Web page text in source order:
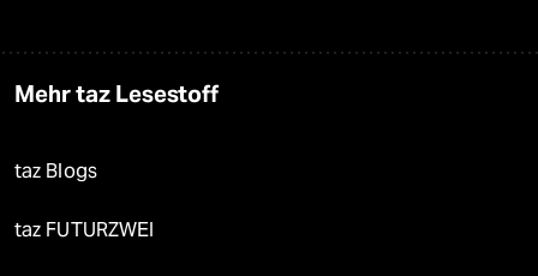
Mehr taz Lesestoff
taz Blogs
taz FUTURZWEI